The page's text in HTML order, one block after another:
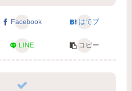
Facebook はてブ
LINE コピー